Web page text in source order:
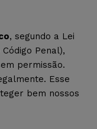
, segundo a Lei
Penal),
permissão.
Esse
bem nossos